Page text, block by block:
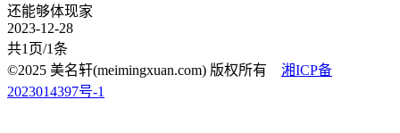
还能够体现家
2023-12-28
共1页/1条
©2025 美名轩(meimingxuan.com) 版权所有 湘ICP备
2023014397号-1